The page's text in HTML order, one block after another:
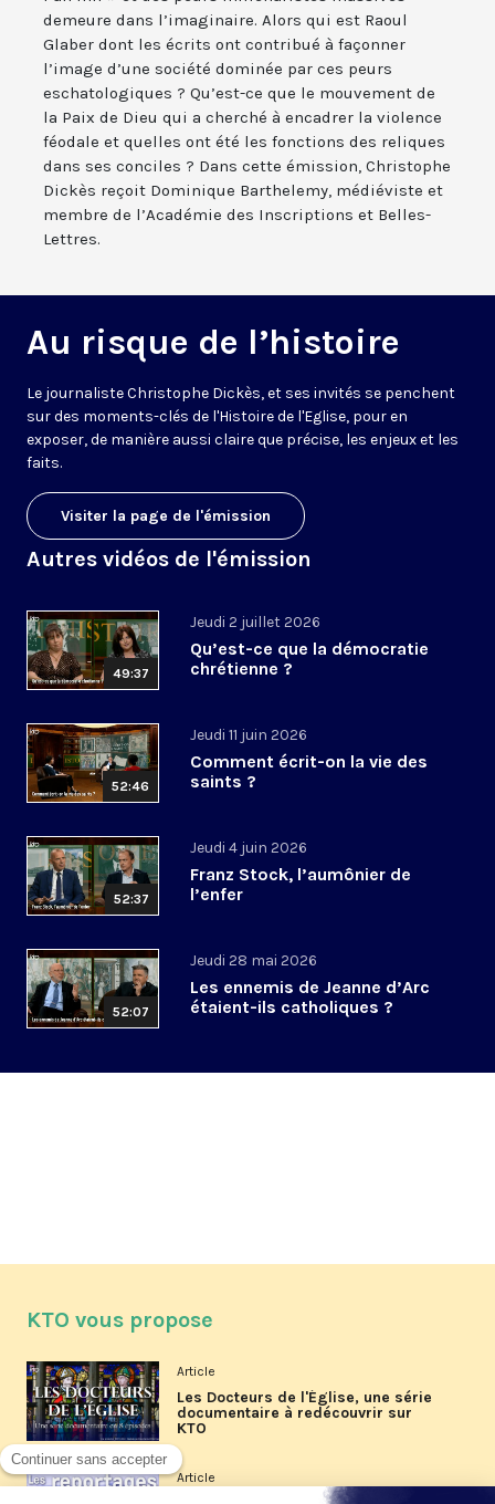
demeure dans l’imaginaire. Alors qui est Raoul
Glaber dont les écrits ont contribué à façonner
l’image d’une société dominée par ces peurs
eschatologiques ? Qu’est-ce que le mouvement de
la Paix de Dieu qui a cherché à encadrer la violence
féodale et quelles ont été les fonctions des reliques
dans ses conciles ? Dans cette émission, Christophe
Dickès reçoit Dominique Barthelemy, médiéviste et
membre de l’Académie des Inscriptions et Belles-
Lettres.
Au risque de l’histoire
Le journaliste Christophe Dickès, et ses invités se penchent
sur des moments-clés de l'Histoire de l'Eglise, pour en
exposer, de manière aussi claire que précise, les enjeux et les
faits.
Visiter la page de l'émission
Autres vidéos de l'émission
49:37
Jeudi 2 juillet 2026
Qu’est-ce que la démocratie
chrétienne ?
52:46
Jeudi 11 juin 2026
Comment écrit-on la vie des
saints ?
52:37
Jeudi 4 juin 2026
Franz Stock, l’aumônier de
l’enfer
52:07
Jeudi 28 mai 2026
Les ennemis de Jeanne d’Arc
étaient-ils catholiques ?
KTO vous propose
Article
Les Docteurs de l'Église, une série
documentaire à redécouvrir sur
KTO
Article